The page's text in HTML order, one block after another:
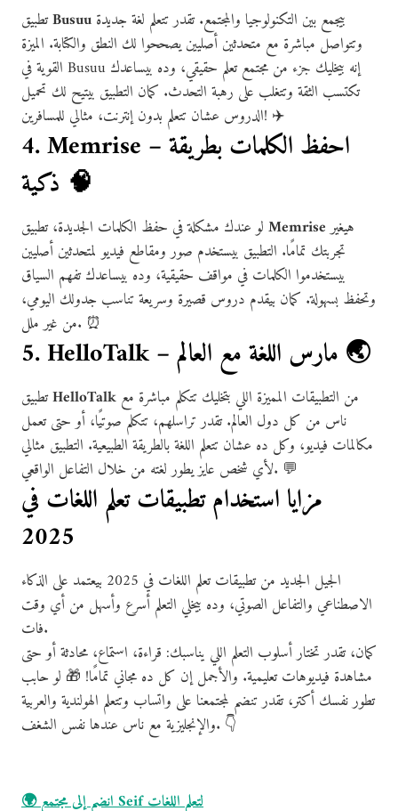
تطبيقBusuu
وتتواصل مباشرة مع متحدثين أصليين يصححوا لك النطق والكتابة. الميزة
القوية في Busuu إنه بيخليك جزء من مجتمع تعلم حقيقي، وده بيساعدك
تكتسب الثقة وتتغلب على رهبة التحدث. كمان التطبيق بيتيح لك تحميل
الدروس عشان تتعلم بدون إنترنت، مثالي للمسافرين! ✈️
4. Memrise – احفظ الكلمات بطريقة
ذكية 🧠
Memriseهيغير
تجربتك تمامًا. التطبيق بيستخدم صور ومقاطع فيديو لمتحدثين أصليين
بيستخدموا الكلمات في مواقف حقيقية، وده بيساعدك تفهم السياق
وتحفظ بسهولة. كمان بيقدم دروس قصيرة وسريعة تناسب جدولك اليومي،
من غير ملل. ⏰
5. HelloTalk – مارس اللغة مع العالم 🌏
تطبيقHelloTalk
ناس من كل دول العالم. تقدر تراسلهم، تتكلم صوتيًا، أو حتى تعمل
مكالمات فيديو، وكل ده عشان تتعلم اللغة بالطريقة الطبيعية. التطبيق مثالي
لأي شخص عايز يطور لغته من خلال التفاعل الواقعي. 💬
مزايا استخدام تطبيقات تعلم اللغات في
2025
الجيل الجديد من تطبيقات تعلم اللغات في 2025 بيعتمد على الذكاء
الاصطناعي والتفاعل الصوتي، وده بيخلي التعلم أسرع وأسهل من أي وقت
فات.
كمان، تقدر تختار أسلوب التعلم اللي يناسبك: قراءة، استماع، محادثة أو حتى
مشاهدة فيديوهات تعليمية. والأجمل إن كل ده مجاني تمامًا! 🎁 لو حابب
تطور نفسك أكتر، تقدر تنضم لمجتمعنا على واتساب وتتعلم الهولندية والعربية
والإنجليزية مع ناس عندها نفس الشغف. 👇
🌍 انضم إلى مجتمع Seif لتعلم اللغات